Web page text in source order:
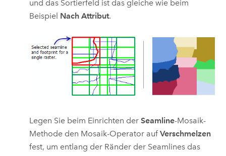
und das Sortierfeld ist das gleiche wie beim
Beispiel Nach Attribut.
Legen Sie beim Einrichten derSeamline-Mosaik-
Methode den Mosaik-Operator aufVerschmelzen
fest, um entlang der Ränder der Seamlines das